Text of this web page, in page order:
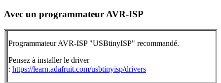
Avec un programmateur AVR-ISP
Programmateur AVR-ISP "USBtinyISP" recommandé.
Pensez à installer le driver
: https://learn.adafruit.com/usbtinyisp/drivers